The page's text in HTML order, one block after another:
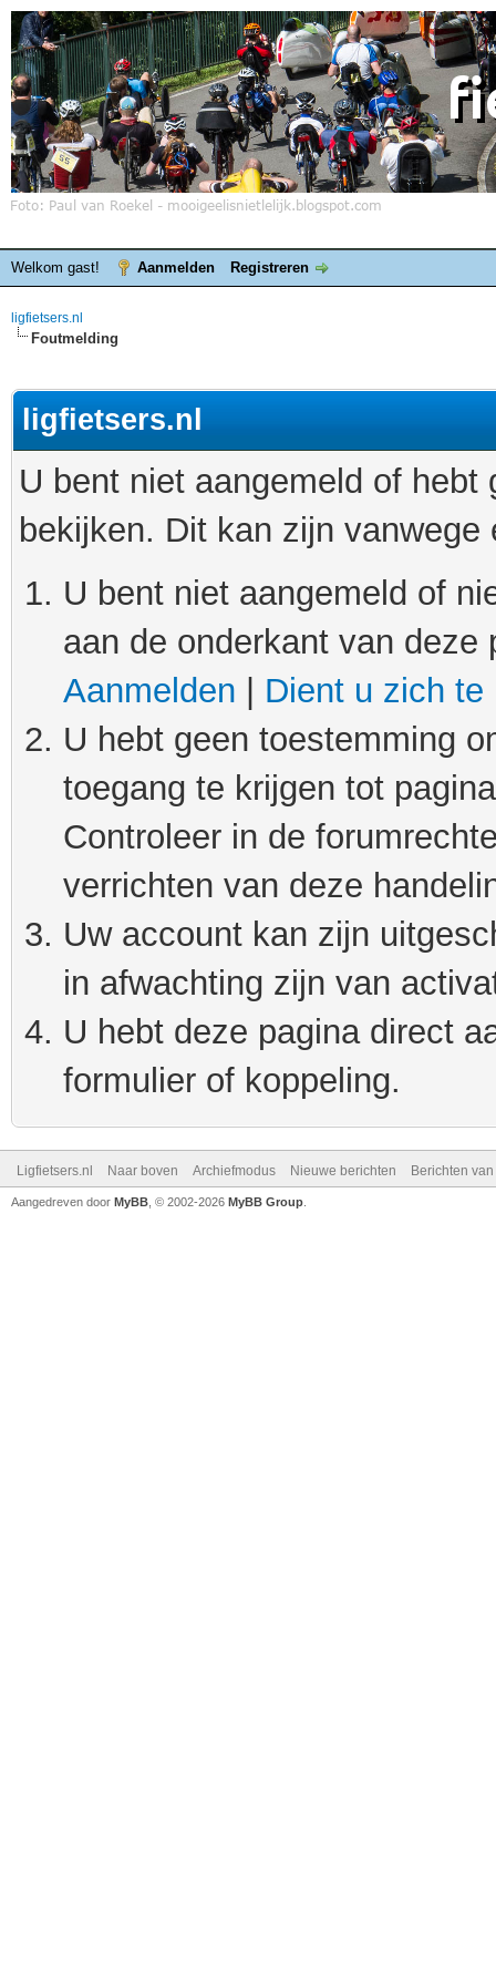
Welkom gast! Aanmelden Registreren
ligfietsers.nl
Foutmelding
ligfietsers.nl
U bent niet aangemeld of
bekijken. Dit kan zijn
U bent niet aangemeld of
aan de onderkant van
Aanmelden
Dient u zich te
U hebt geen toestemming
toegang te krijgen tot
Controleer in de
verrichten van deze
Uw account kan zijn
in afwachting zijn van
U hebt deze pagina direct
formulier of koppeling.
Ligfietsers.nl Naar boven Archiefmodus Nieuwe berichten Berichten
Aangedreven door MyBB , © 2002-2026 MyBB Group